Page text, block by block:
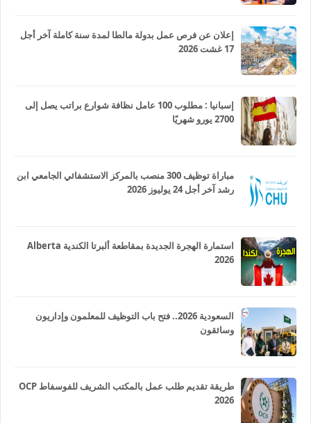
إعلان عن فرص عمل بدولة مالطا لمدة سنة كاملة آخر أجل
17 غشت 2026
إسبانيا : مطلوب 100 عامل نظافة شوارع براتب يصل إلى
2700 يورو شهريًا
مباراة توظيف 300 منصب بالمركز الاستشفائي الجامعي ابن
رشد آخر أجل 24 يوليوز 2026
استمارة الهجرة الجديدة بمقاطعة ألبرتا الكندية Alberta
2026
السعودية 2026.. فتح باب التوظيف للمعلمون وإداريون
وسائقون
طريقة تقديم طلب عمل بالمكتب الشريف للفوسفاط OCP
2026